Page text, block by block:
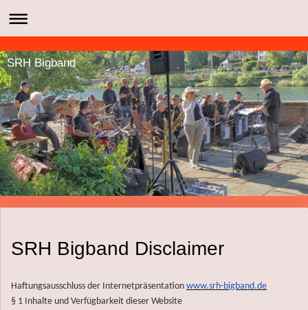
SRH Bigband
SRH Bigband Disclaimer
Haftungsausschluss der Internetpräsentation www.srh-bigband.de
§ 1 Inhalte und Verfügbarkeit dieser Website